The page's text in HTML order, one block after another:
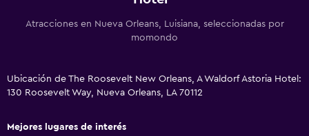
Sistema de entretenimiento
Radio
TV por cable o vía satélite
TV
Lavandería
Atracciones en Nueva Orleans, Luisiana, seleccionadas por
momondo
Ubicación de The Roosevelt New Orleans, A Waldorf Astoria Hotel:
130 Roosevelt Way, Nueva Orleans, LA 70112
Mejores lugares de interés